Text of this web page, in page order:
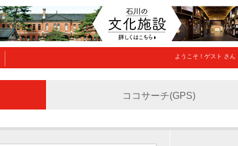
ようこそ！ ゲスト さん
ココサーチ(GPS)